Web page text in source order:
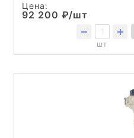
Цена:
92 200 ₽/шт
шт